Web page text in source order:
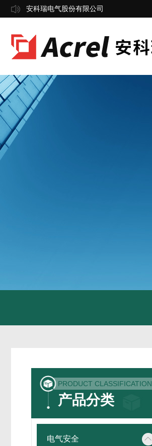
安科瑞电气股份有限公司
PRODUCT CLASSIFICATION
产品分类
电气安全